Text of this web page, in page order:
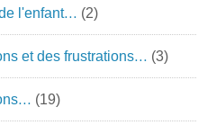
l'enfant… (2)
et des frustrations… (3)
(19)